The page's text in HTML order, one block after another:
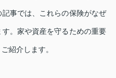
事では、これらの保険がなぜ
。家や資産を守るための重要
紹介します。